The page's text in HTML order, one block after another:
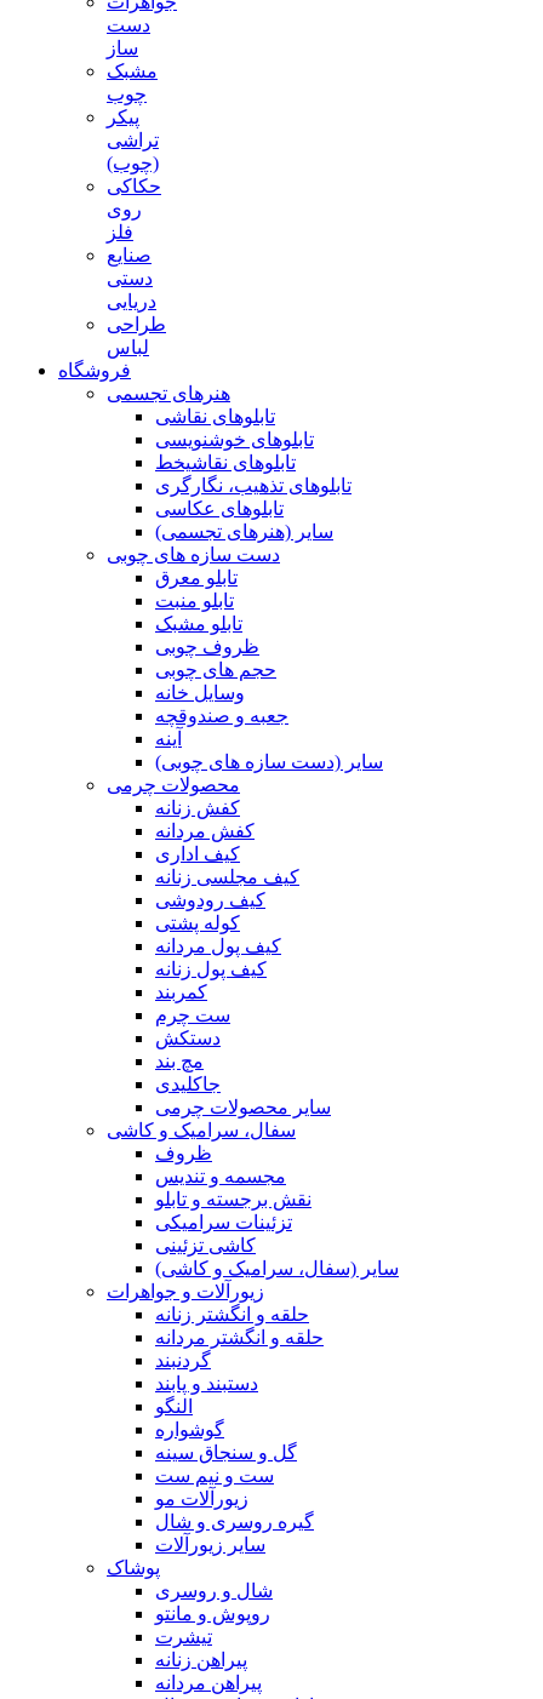
دست
ساز
مشبک
چوب
پیکر
تراشی
(چوب)
حکاکی
روی
فلز
صنایع
دستی
دریایی
طراحی
لباس
فروشگاه
هنرهای تجسمی
تابلوهای نقاشی
تابلوهای خوشنویسی
تابلوهای نقاشیخط
تابلوهای تذهیب، نگارگری
تابلوهای عکاسی
سایر (هنرهای تجسمی)
دست سازه های چوبی
تابلو معرق
تابلو منبت
تابلو مشبک
ظروف چوبی
حجم های چوبی
وسایل خانه
جعبه و صندوقچه
آینه
سایر (دست سازه های چوبی)
محصولات چرمی
کفش زنانه
کفش مردانه
کیف اداری
کیف مجلسی زنانه
کیف رودوشی
کوله پشتی
کیف پول مردانه
کیف پول زنانه
کمربند
ست چرم
دستکش
مچ بند
جاکلیدی
سایر محصولات چرمی
سفال، سرامیک و کاشی
ظروف
مجسمه و تندیس
نقش برجسته و تابلو
تزئینات سرامیکی
کاشی تزئینی
سایر (سفال، سرامیک و کاشی)
زیورآلات و جواهرات
حلقه و انگشتر زنانه
حلقه و انگشتر مردانه
گردنبند
دستبند و پابند
النگو
گوشواره
گل و سنجاق سینه
ست و نیم ست
زیورآلات مو
گیره روسری و شال
سایر زیورآلات
پوشاک
شال و روسری
روپوش و مانتو
تیشرت
پیراهن زنانه
پیراهن مردانه